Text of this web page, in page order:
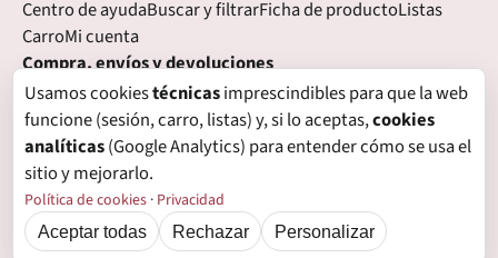
Centro de ayudaBuscar y filtrarFicha de productoListas
CarroMi cuenta
Compra, envíos y devoluciones
Condiciones de compraFormas de pagoGastos de envío
Plazos de entregaDevolucionesGarantía
Legal
Aviso legalPrivacidad
Política de cookiesPreferencias de cookies
© Grupo Crisol, 2026 — IBECOTEL, S.L. Todos los derechos reservados.
Usamos cookiestécnicasimprescindibles para que la web
funcione (sesión, carro, listas) y, si lo aceptas,cookies
analíticas(Google Analytics) para entender cómo se usa el
sitio y mejorarlo.
Política de cookies · Privacidad
Aceptar todas Rechazar Personalizar